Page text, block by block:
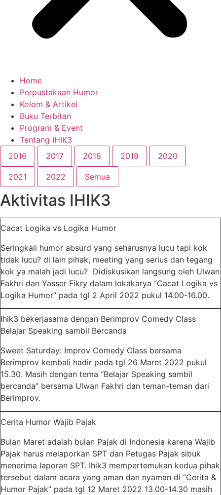
Home
Perpustakaan Humor
Kolom & Artikel
Buku Terbitan
Program & Event
Tentang IHIK3
2016
2017 2018 2019 2020
2021 2022 Semua
Aktivitas IHIK3
Cacat Logika vs Logika Humor
Seringkali humor absurd yang seharusnya lucu tapi kok
tidak lucu? di lain pihak, meeting yang serius dan tegang
kok ya malah jadi lucu? Didiskusikan langsung oleh Ulwan
Fakhri dan Yasser Fikry dalam lokakarya “Cacat Logika vs
Logika Humor” pada tgl 2 April 2022 pukul 14.00-16.00.
Ihik3 bekerjasama dengan Berimprov Comedy Class
Belajar Speaking sambil Bercanda
Sweet Saturday: Improv Comedy Class bersama
Berimprov kembali hadir pada tgl 26 Maret 2022 pukul
15.30. Masih dengan tema “Belajar Speaking sambil
bercanda” bersama Ulwan Fakhri dan teman-teman dari
Berimprov.
Cerita Humor Wajib Pajak
Bulan Maret adalah bulan Pajak di Indonesia karena Wajib
Pajak harus melaporkan SPT dan Petugas Pajak sibuk
menerima laporan SPT. Ihik3 mempertemukan kedua pihak
tersebut dalam acara yang aman dan nyaman di “Cerita &
Humor Pajak” pada tgl 12 Maret 2022 13.00-14.30 masih